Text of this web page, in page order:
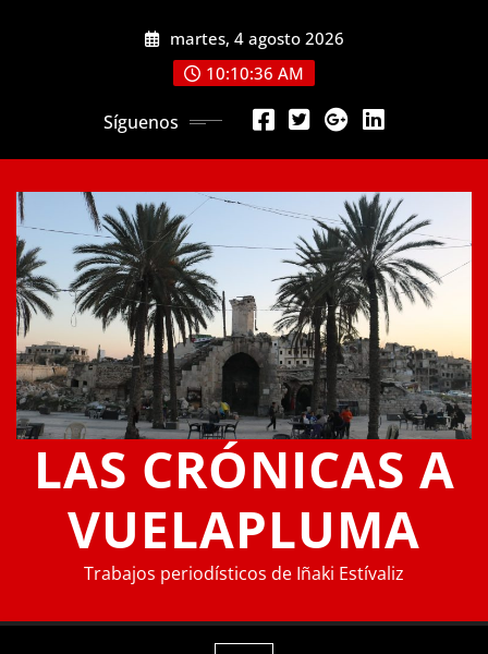
martes, 4 agosto 2026
10:10:36 AM
Síguenos
LAS CRÓNICAS A
VUELAPLUMA
Trabajos periodísticos de Iñaki Estívaliz